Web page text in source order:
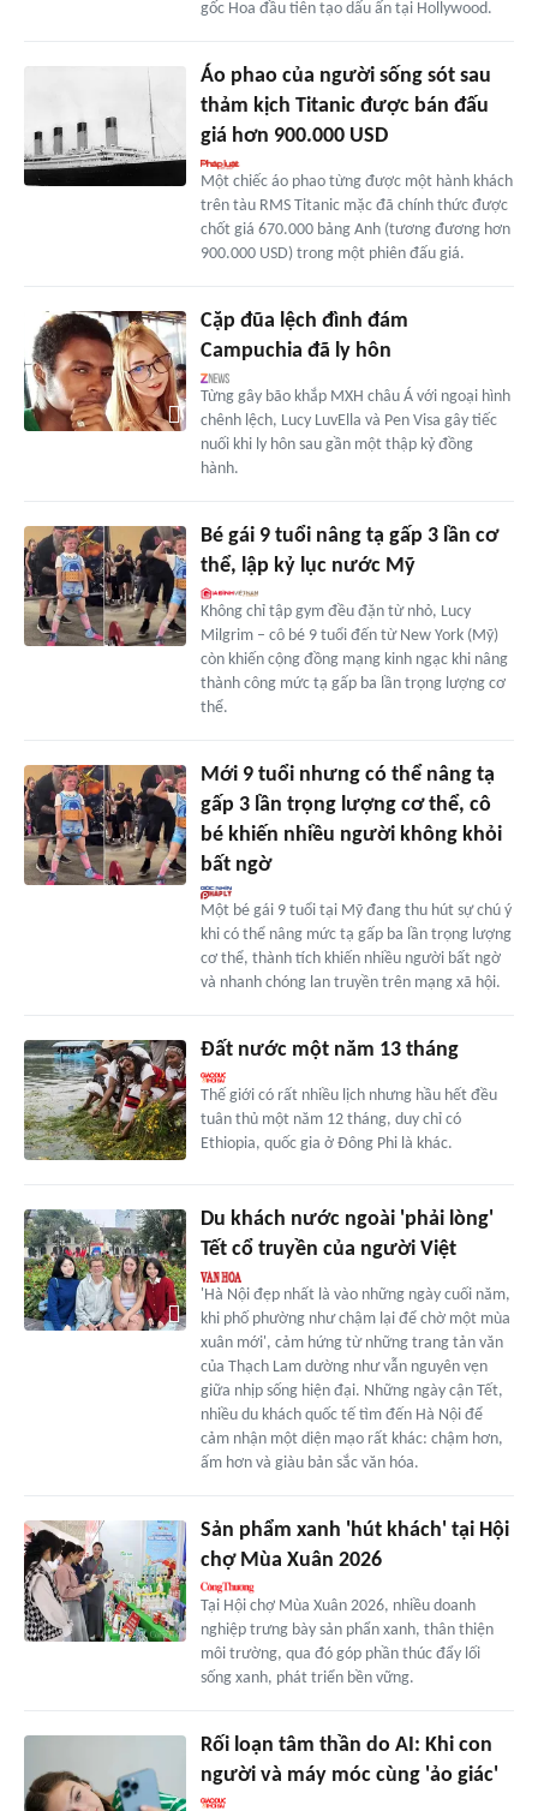
gốc Hoa đầu tiên tạo dấu ấn tại Hollywood.
Áo phao của người sống sót sau
thảm kịch Titanic được bán đấu
giá hơn 900.000 USD
Một chiếc áo phao từng được một hành khách
trên tàu RMS Titanic mặc đã chính thức được
chốt giá 670.000 bảng Anh (tương đương hơn
900.000 USD) trong một phiên đấu giá.
Cặp đũa lệch đình đám
Campuchia đã ly hôn
Từng gây bão khắp MXH châu Á với ngoại hình
chênh lệch, Lucy LuvElla và Pen Visa gây tiếc
nuối khi ly hôn sau gần một thập kỷ đồng
hành.
Bé gái 9 tuổi nâng tạ gấp 3 lần cơ
thể, lập kỷ lục nước Mỹ
Không chỉ tập gym đều đặn từ nhỏ, Lucy
Milgrim – cô bé 9 tuổi đến từ New York (Mỹ)
còn khiến cộng đồng mạng kinh ngạc khi nâng
thành công mức tạ gấp ba lần trọng lượng cơ
thể.
Mới 9 tuổi nhưng có thể nâng tạ
gấp 3 lần trọng lượng cơ thể, cô
bé khiến nhiều người không khỏi
bất ngờ
Một bé gái 9 tuổi tại Mỹ đang thu hút sự chú ý
khi có thể nâng mức tạ gấp ba lần trọng lượng
cơ thể, thành tích khiến nhiều người bất ngờ
và nhanh chóng lan truyền trên mạng xã hội.
Đất nước một năm 13 tháng
Thế giới có rất nhiều lịch nhưng hầu hết đều
tuân thủ một năm 12 tháng, duy chỉ có
Ethiopia, quốc gia ở Đông Phi là khác.
Du khách nước ngoài 'phải lòng'
Tết cổ truyền của người Việt
'Hà Nội đẹp nhất là vào những ngày cuối năm,
khi phố phường như chậm lại để chờ một mùa
xuân mới', cảm hứng từ những trang tản văn
của Thạch Lam dường như vẫn nguyên vẹn
giữa nhịp sống hiện đại. Những ngày cận Tết,
nhiều du khách quốc tế tìm đến Hà Nội để
cảm nhận một diện mạo rất khác: chậm hơn,
ấm hơn và giàu bản sắc văn hóa.
Sản phẩm xanh 'hút khách' tại Hội
chợ Mùa Xuân 2026
Tại Hội chợ Mùa Xuân 2026, nhiều doanh
nghiệp trưng bày sản phẩn xanh, thân thiện
môi trường, qua đó góp phần thúc đẩy lối
sống xanh, phát triển bền vững.
Rối loạn tâm thần do AI: Khi con
người và máy móc cùng 'ảo giác'